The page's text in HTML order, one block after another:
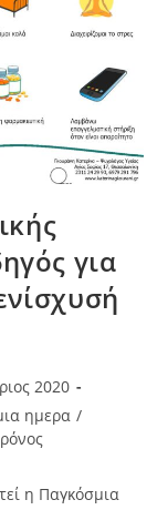
για
2020
ημερα /
η Παγκόσμια